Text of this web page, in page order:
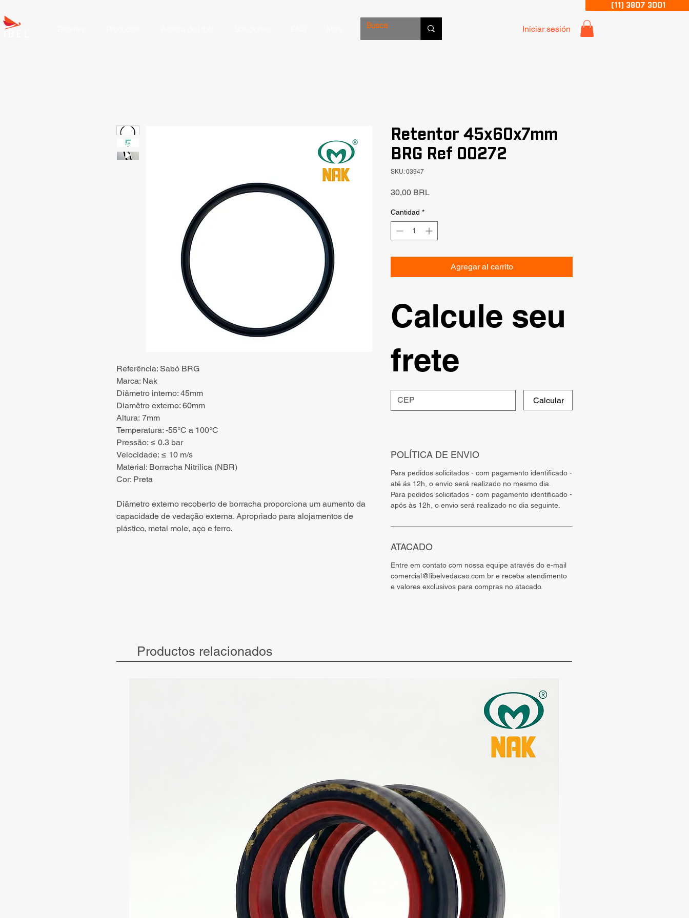
(11) 3807 3001
Iniciar sesión
Referência: Sabó BRG
Marca: Nak
Diâmetro interno: 45mm
Diamêtro externo: 60mm
Altura: 7mm
Temperatura: -55°C a 100°C
Pressão: ≤ 0.3 bar
Velocidade: ≤ 10 m/s
Material: Borracha Nitrílica (NBR)
Cor: Preta
Diâmetro externo recoberto de borracha proporciona um aumento da
capacidade de vedação externa. Apropriado para alojamentos de
plástico, metal mole, aço e ferro.
Retentor 45x60x7mm
BRG Ref 00272
SKU: 03947
30,00 BRLPrecio
Cantidad *
Agregar al carrito
Calcule seu
frete
Calcular
POLÍTICA DE ENVIO
Para pedidos solicitados - com pagamento identificado -
até ás 12h, o envio será realizado no mesmo dia.
Para pedidos solicitados - com pagamento identificado -
após às 12h, o envio será realizado no dia seguinte.
ATACADO
Entre em contato com nossa equipe através do e-mail
comercial@libelvedacao.com.br e receba atendimento
e valores exclusivos para compras no atacado.
Productos relacionados